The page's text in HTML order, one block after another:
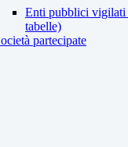
Enti pubblici vigilati
tabelle)
partecipate